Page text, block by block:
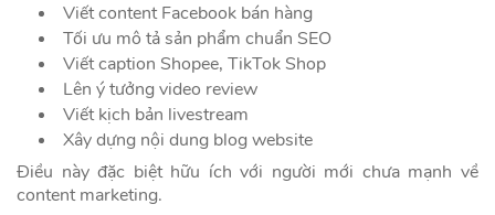
Viết content Facebook bán hàng
Tối ưu mô tả sản phẩm chuẩn SEO
Viết caption Shopee, TikTok Shop
Lên ý tưởng video review
Viết kịch bản livestream
Xây dựng nội dung blog website
Điều này đặc biệt hữu ích với người mới chưa mạnh về
content marketing.